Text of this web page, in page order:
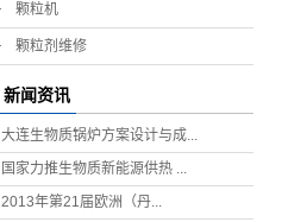
颗粒机
颗粒剂维修
新闻资讯
大连生物质锅炉方案设计与成...
国家力推生物质新能源供热 ...
2013年第21届欧洲（丹...